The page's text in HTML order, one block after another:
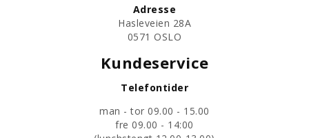
Adresse
Hasleveien 28A
0571 OSLO
Kundeservice
Telefontider
man - tor 09.00 - 15.00
fre 09.00 - 14:00